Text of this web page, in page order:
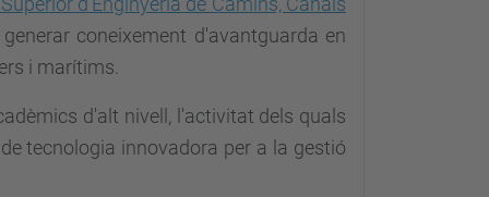
coneixement d'avantguarda en
i marítims.
d'alt nivell, l'activitat dels quals
tecnologia innovadora per a la gestió